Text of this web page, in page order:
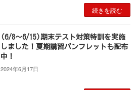
続きを読む
(6/8～6/15)期末テスト対策特訓を実施
しました！夏期講習パンフレットも配布
中！
2024年6月17日